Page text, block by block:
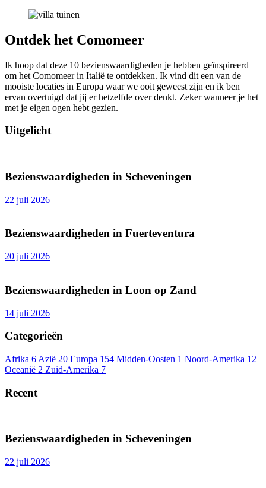
Ontdek het Comomeer
Ik hoop dat deze 10 bezienswaardigheden je hebben geïnspireerd
om het Comomeer in Italië te ontdekken. Ik vind dit een van de
mooiste locaties in Europa waar we ooit geweest zijn en ik ben
ervan overtuigd dat jij er hetzelfde over denkt. Zeker wanneer je het
met je eigen ogen hebt gezien.
Uitgelicht
Bezienswaardigheden in Scheveningen
22 juli 2026
Bezienswaardigheden in Fuerteventura
20 juli 2026
Bezienswaardigheden in Loon op Zand
14 juli 2026
Categorieën
Afrika 6 Azië 20 Europa 154 Midden-Oosten 1 Noord-Amerika 12
Oceanië 2 Zuid-Amerika 7
Recent
Bezienswaardigheden in Scheveningen
22 juli 2026